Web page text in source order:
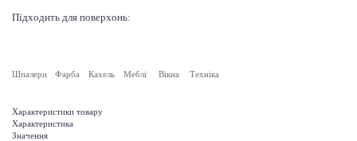
Підходить для поверхонь:
Шпалери Фарба Кахель Меблі Вікна Техніка
Характеристики товару
Характеристика
Значення